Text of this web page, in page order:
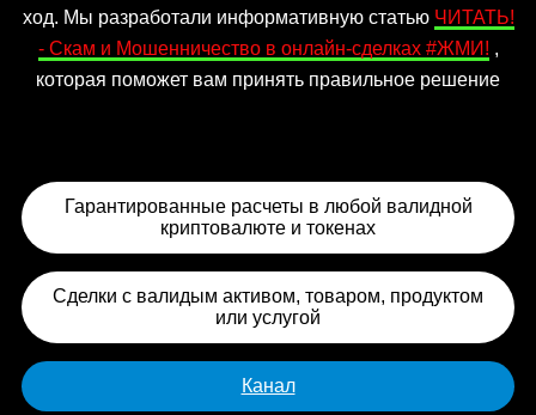
ход. Мы разработали информативную статью ЧИТАТЬ!
- Скам и Мошенничество в онлайн-сделках #ЖМИ! ,
которая поможет вам принять правильное решение
Гарантированные расчеты в любой валидной
криптовалюте и токенах
Сделки с валидым активом, товаром, продуктом
или услугой
Канал